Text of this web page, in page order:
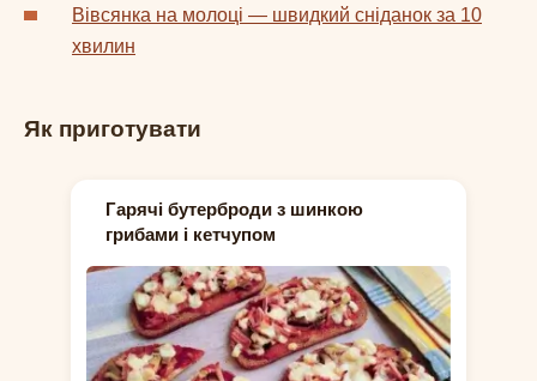
Вівсянка на молоці — швидкий сніданок за 10
хвилин
Як приготувати
Гарячі бутерброди з шинкою
грибами і кетчупом